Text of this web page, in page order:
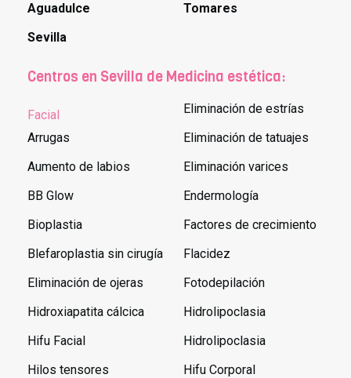
Aguadulce
Sevilla
Tomares
Centros en Sevilla de Medicina estética:
Facial
Arrugas
Aumento de labios
BB Glow
Bioplastia
Blefaroplastia sin cirugía
Eliminación de ojeras
Hidroxiapatita cálcica
Hifu Facial
Hilos tensores
Eliminación de estrías
Eliminación de tatuajes
Eliminación varices
Endermología
Factores de crecimiento
Flacidez
Fotodepilación
Hidrolipoclasia
Hidrolipoclasia
Hifu Corporal